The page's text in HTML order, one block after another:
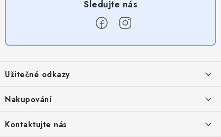
p
a
Užitečné odkazy
Provizní systém
Nakupování
Kontaktujte nás